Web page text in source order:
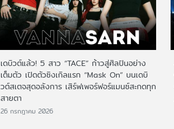
เดบิวต์แล้ว! 5 สาว “TACE” ก้าวสู่ศิลปินอย่าง
เต็มตัว เปิดตัวซิงเกิลแรก “Mask On” บนเดบิ
วต์สเตจสุดอลังการ เสิร์ฟเพอร์ฟอร์แมนซ์สะกดทุก
สายตา
26 กรกฎาคม 2026